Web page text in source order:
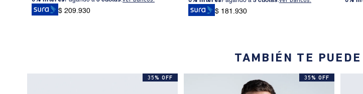
$ 209.930 $ 181.930
TAMBIÉN TE
35% OFF 35% OFF